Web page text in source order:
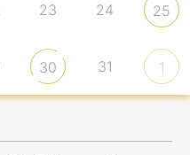
23 24 25
30 31 1